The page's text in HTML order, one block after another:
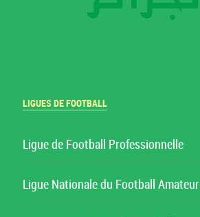
LIGUES DE FOOTBALL
Ligue de Football Professionnelle
Ligue Nationale du Football Amateur